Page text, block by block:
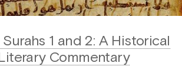
Surahs 1 and 2: A Historical
Commentary